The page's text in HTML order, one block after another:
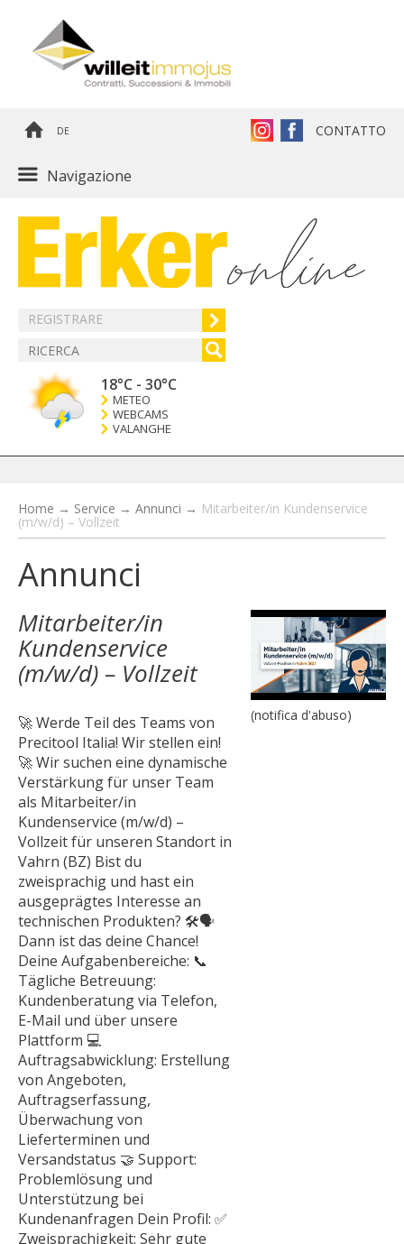
DE CONTATTO
Navigazione
REGISTRARE
18°C - 30°C
METEO
WEBCAMS
VALANGHE
Home → Service → Annunci → Mitarbeiter/in Kundenservice
(m/w/d) – Vollzeit
Annunci
Mitarbeiter/in
Kundenservice
(m/w/d) – Vollzeit
🚀 Werde Teil des Teams von
Precitool Italia! Wir stellen ein!
🚀 Wir suchen eine dynamische
Verstärkung für unser Team
als Mitarbeiter/in
Kundenservice (m/w/d) –
Vollzeit für unseren Standort in
Vahrn (BZ) Bist du
zweisprachig und hast ein
ausgeprägtes Interesse an
technischen Produkten? 🛠️🗣️
Dann ist das deine Chance!
Deine Aufgabenbereiche: 📞
Tägliche Betreuung:
Kundenberatung via Telefon,
E-Mail und über unsere
Plattform 💻
Auftragsabwicklung: Erstellung
von Angeboten,
Auftragserfassung,
Überwachung von
Lieferterminen und
Versandstatus 🤝 Support:
Problemlösung und
Unterstützung bei
Kundenanfragen Dein Profil: ✅
Zweisprachigkeit: Sehr gute
(notifica d'abuso)